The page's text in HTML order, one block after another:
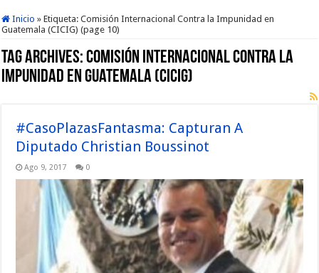
Inicio » Etiqueta:Comisión Internacional Contra la Impunidad en
Guatemala (CICIG) (page 10)
Tag Archives:Comisión Internacional Contra la
Impunidad en Guatemala (CICIG)
#CasoPlazasFantasma: Capturan A
Diputado Christian Boussinot
Ago 9, 2017 0